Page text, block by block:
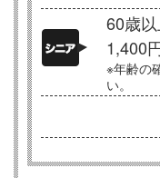
60歳
1,400
※年齢の
い。